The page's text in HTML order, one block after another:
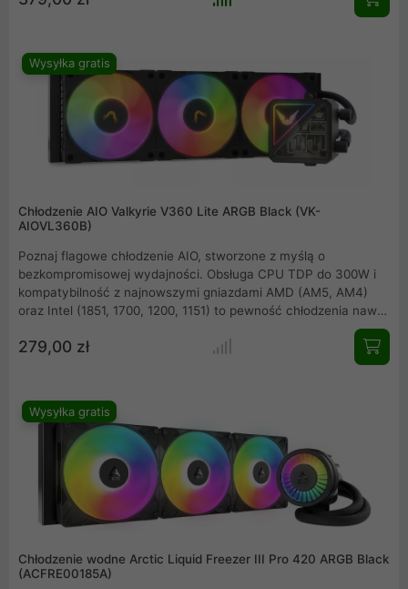
AMD AM5/AM4. Sterowanie PWM, efektowne oświetlenie A-
Wysyłka gratis
Chłodzenie AIO Valkyrie V360 Lite ARGB Black (VK-
AIOVL360B)
Poznaj flagowe chłodzenie AIO, stworzone z myślą o
bezkompromisowej wydajności. Obsługa CPU TDP do 300W i
kompatybilność z najnowszymi gniazdami AMD (AM5, AM4)
oraz Intel (1851, 1700, 1200, 1151) to pewność chłodzenia nawet
najmocniejszych jednostek. Trzy wentylatory Valkyrie B12 A-
RGB (2150RPM, 81.68CFM) i pompa PWM (do 2800RPM)
279,00 zł
Wysyłka gratis
Chłodzenie wodne Arctic Liquid Freezer III Pro 420 ARGB Black
(ACFRE00185A)